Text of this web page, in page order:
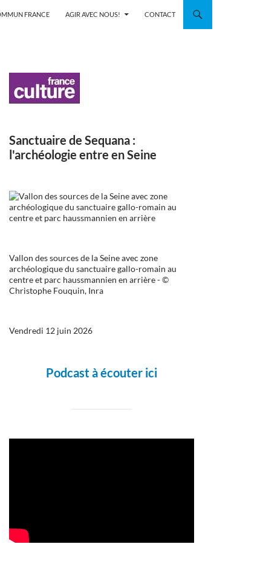
FRANCE AGIR AVEC NOUS! CONTACT
Sanctuaire de Sequana :
l'archéologie entre en Seine
Vallon des sources de la Seine avec zone
archéologique du sanctuaire gallo-romain au
centre et parc haussmannien en arrière - ©
Christophe Fouquin, Inra
Vendredi 12 juin 2026
Podcast à écouter ici